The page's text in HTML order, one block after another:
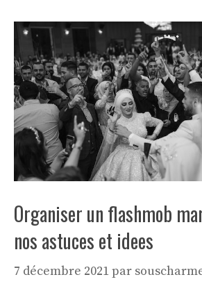
Organiser un flashmob
nos astuces et idees
7 décembre 2021par